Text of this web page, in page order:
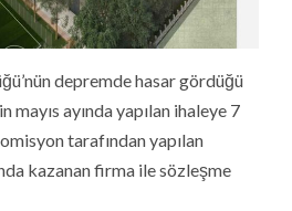
depremde hasar gördüğü
mayıs ayında yapılan ihaleye 7
tarafından yapılan
kazanan firma ile sözleşme